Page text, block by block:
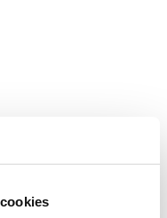
membres du conseil
des frais relatifs à